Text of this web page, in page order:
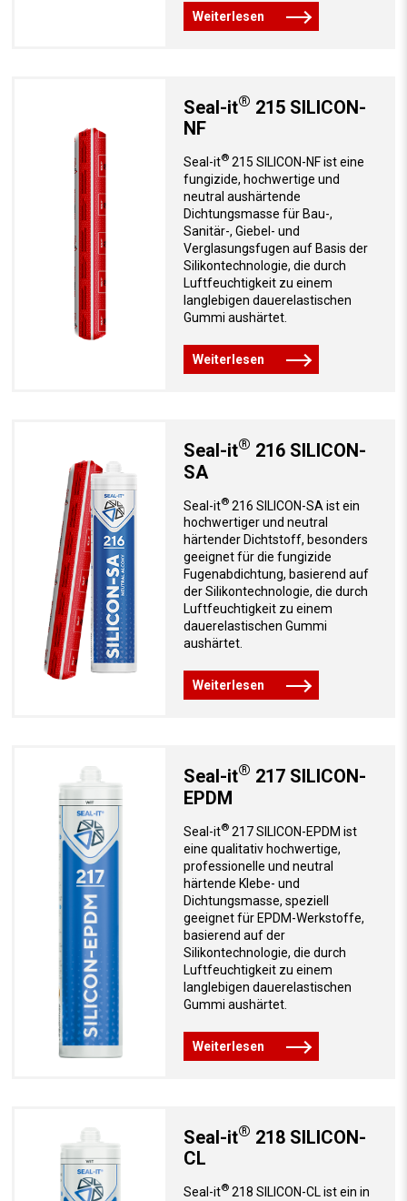
Weiterlesen
Seal-it® 215 SILICON-
NF
Seal-it®215 SILICON-NF ist eine
fungizide, hochwertige und
neutral aushärtende
Dichtungsmasse für Bau-,
Sanitär-, Giebel- und
Verglasungsfugen auf Basis der
Silikontechnologie, die durch
Luftfeuchtigkeit zu einem
langlebigen dauerelastischen
Gummi aushärtet.
Weiterlesen
Seal-it® 216 SILICON-
SA
Seal-it®216 SILICON-SA ist ein
hochwertiger und neutral
härtender Dichtstoff, besonders
geeignet für die fungizide
Fugenabdichtung, basierend auf
der Silikontechnologie, die durch
Luftfeuchtigkeit zu einem
dauerelastischen Gummi
aushärtet.
Weiterlesen
Seal-it® 217 SILICON-
EPDM
Seal-it®217 SILICON-EPDM ist
eine qualitativ hochwertige,
professionelle und neutral
härtende Klebe- und
Dichtungsmasse, speziell
geeignet für EPDM-Werkstoffe,
basierend auf der
Silikontechnologie, die durch
Luftfeuchtigkeit zu einem
langlebigen dauerelastischen
Gummi aushärtet.
Weiterlesen
Seal-it® 218 SILICON-
CL
Seal-it®218 SILICON-CL ist ein in